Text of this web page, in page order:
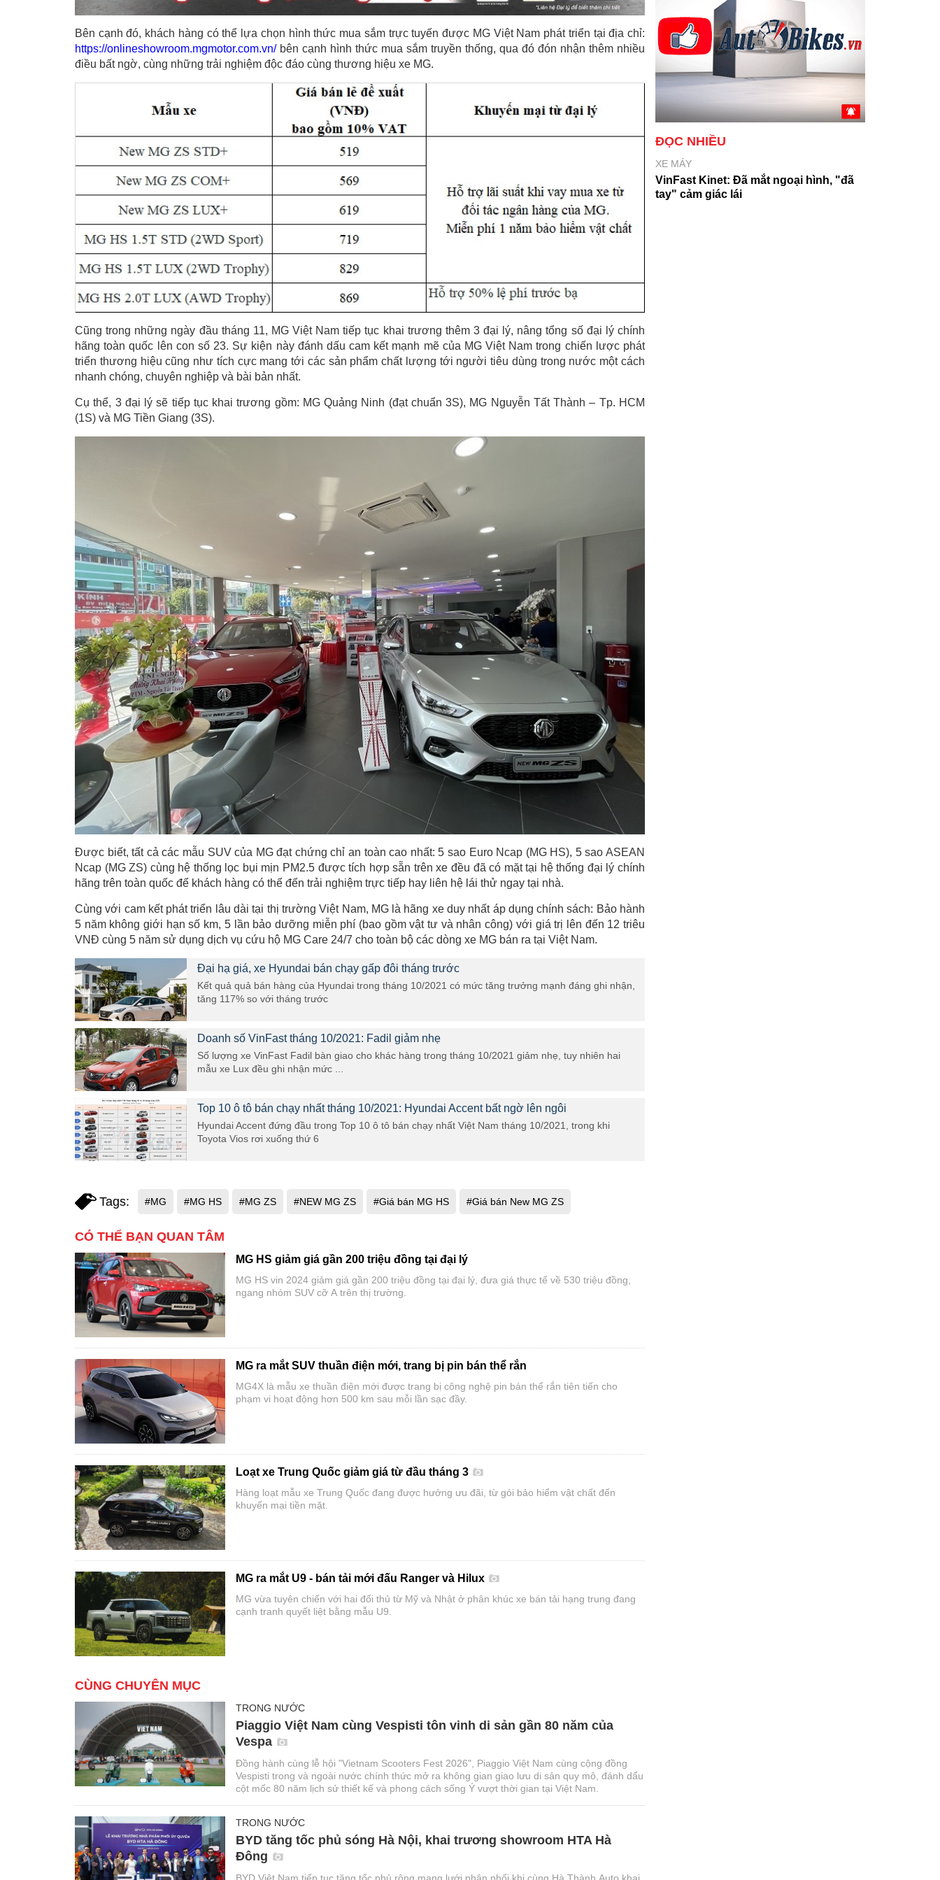
Bên cạnh đó, khách hàng có thể lựa chọn hình thức mua sắm trực tuyến được MG Việt Nam phát triển tại địa chỉ:
https://onlineshowroom.mgmotor.com.vn/bên cạnh hình thức mua sắm truyền thống, qua đó đón nhận thêm nhiều
điều bất ngờ, cùng những trải nghiệm độc đáo cùng thương hiệu xe MG.
Cũng trong những ngày đầu tháng 11, MG Việt Nam tiếp tục khai trương thêm 3 đại lý, nâng tổng số đại lý chính
hãng toàn quốc lên con số 23. Sự kiện này đánh dấu cam kết mạnh mẽ của MG Việt Nam trong chiến lược phát
triển thương hiệu cũng như tích cực mang tới các sản phẩm chất lượng tới người tiêu dùng trong nước một cách
nhanh chóng, chuyên nghiệp và bài bản nhất.
Cụ thể, 3 đại lý sẽ tiếp tục khai trương gồm: MG Quảng Ninh (đạt chuẩn 3S), MG Nguyễn Tất Thành – Tp. HCM
(1S) và MG Tiền Giang (3S).
Được biết, tất cả các mẫu SUV của MG đạt chứng chỉ an toàn cao nhất: 5 sao Euro Ncap (MG HS), 5 sao ASEAN
Ncap (MG ZS) cùng hệ thống lọc bụi mịn PM2.5 được tích hợp sẵn trên xe đều đã có mặt tại hệ thống đại lý chính
hãng trên toàn quốc để khách hàng có thể đến trải nghiệm trực tiếp hay liên hệ lái thử ngay tại nhà.
Cùng với cam kết phát triển lâu dài tại thị trường Việt Nam, MG là hãng xe duy nhất áp dụng chính sách: Bảo hành
5 năm không giới hạn số km, 5 lần bảo dưỡng miễn phí (bao gồm vật tư và nhân công) với giá trị lên đến 12 triêu
VNĐ cùng 5 năm sử dụng dịch vụ cứu hộ MG Care 24/7 cho toàn bộ các dòng xe MG bán ra tại Việt Nam.
Đại hạ giá, xe Hyundai bán chạy gấp đôi tháng trước
Kết quả quả bán hàng của Hyundai trong tháng 10/2021 có mức tăng trưởng mạnh đáng ghi nhận,
tăng 117% so với tháng trước
Doanh số VinFast tháng 10/2021: Fadil giảm nhẹ
Số lượng xe VinFast Fadil bàn giao cho khác hàng trong tháng 10/2021 giảm nhẹ, tuy nhiên hai
mẫu xe Lux đều ghi nhận mức ...
Top 10 ô tô bán chạy nhất tháng 10/2021: Hyundai Accent bất ngờ lên ngôi
Hyundai Accent đứng đầu trong Top 10 ô tô bán chạy nhất Việt Nam tháng 10/2021, trong khi
Toyota Vios rơi xuống thứ 6
Tags: #MG #MG HS #MG ZS #NEW MG ZS #Giá bán MG HS #Giá bán New MG ZS
CÓ THỂ BẠN QUAN TÂM
MG HS giảm giá gần 200 triệu đồng tại đại lý
MG HS vin 2024 giảm giá gần 200 triệu đồng tại đại lý, đưa giá thực tế về 530 triệu đồng,
ngang nhóm SUV cỡ A trên thị trường.
MG ra mắt SUV thuần điện mới, trang bị pin bán thể rắn
MG4X là mẫu xe thuần điện mới được trang bị công nghệ pin bán thể rắn tiên tiến cho
phạm vi hoạt động hơn 500 km sau mỗi lần sạc đầy.
Loạt xe Trung Quốc giảm giá từ đầu tháng 3
Hàng loạt mẫu xe Trung Quốc đang được hưởng ưu đãi, từ gói bảo hiểm vật chất đến
khuyến mại tiền mặt.
MG ra mắt U9 - bán tải mới đấu Ranger và Hilux
MG vừa tuyên chiến với hai đối thủ từ Mỹ và Nhật ở phân khúc xe bán tải hạng trung đang
cạnh tranh quyết liệt bằng mẫu U9.
CÙNG CHUYÊN MỤC
TRONG NƯỚC
Piaggio Việt Nam cùng Vespisti tôn vinh di sản gần 80 năm của
Vespa
Đồng hành cùng lễ hội "Vietnam Scooters Fest 2026", Piaggio Việt Nam cùng cộng đồng
Vespisti trong và ngoài nước chính thức mở ra không gian giao lưu di sản quy mô, đánh dấu
cột mốc 80 năm lịch sử thiết kế và phong cách sống Ý vượt thời gian tại Việt Nam.
TRONG NƯỚC
BYD tăng tốc phủ sóng Hà Nội, khai trương showroom HTA Hà
Đông
BYD Việt Nam tiếp tục tăng tốc phủ rộng mạng lưới phân phối khi cùng Hà Thành Auto khai
ĐỌC NHIỀU
XE MÁY
VinFast Kinet: Đã mắt ngoại hình, "đã
tay" cảm giác lái